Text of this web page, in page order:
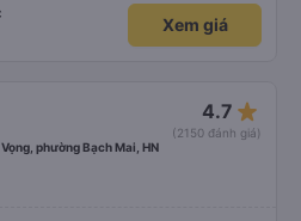
Xem giá
4.7 star_rate
(2150 đánh giá)
phường Bạch Mai, HN